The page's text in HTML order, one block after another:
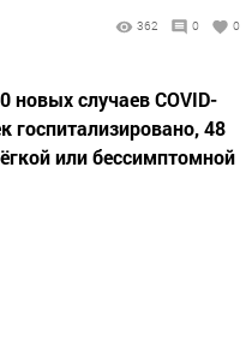
362 0 0
новых случаев COVID-
госпитализировано, 48
или бессимптомной